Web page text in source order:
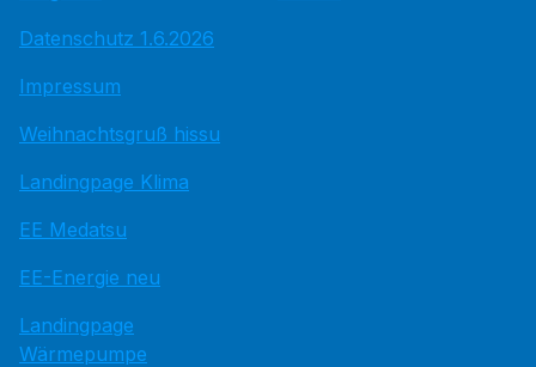
Datenschutz 1.6.2026
Impressum
Weihnachtsgruß hissu
Landingpage Klima
EE Medatsu
EE-Energie neu
Landingpage
Wärmepumpe